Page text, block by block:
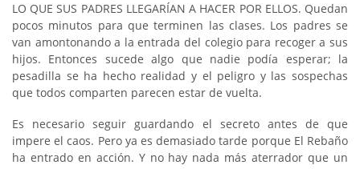
LO QUE SUS PADRES LLEGARÍAN A HACER POR ELLOS. Quedan
pocos minutos para que terminen las clases. Los padres se
van amontonando a la entrada del colegio para recoger a sus
hijos. Entonces sucede algo que nadie podía esperar; la
pesadilla se ha hecho realidad y el peligro y las sospechas
que todos comparten parecen estar de vuelta.
Es necesario seguir guardando el secreto antes de que
impere el caos. Pero ya es demasiado tarde porque El Rebaño
ha entrado en acción. Y no hay nada más aterrador que un